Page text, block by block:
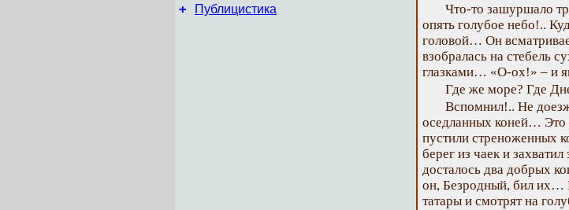
+ Публицистика
Что-то зашуршало
опять голубое небо!..
головой… Он
взобралась на стебель
глазками… «О-ох!» – и
Где же море? Где
Вспомнил!.. Не
оседланных коней… Это
пустили стреноженных
берег из чаек и
досталось два добрых
он, Безродный, бил их…
татары и смотрят на